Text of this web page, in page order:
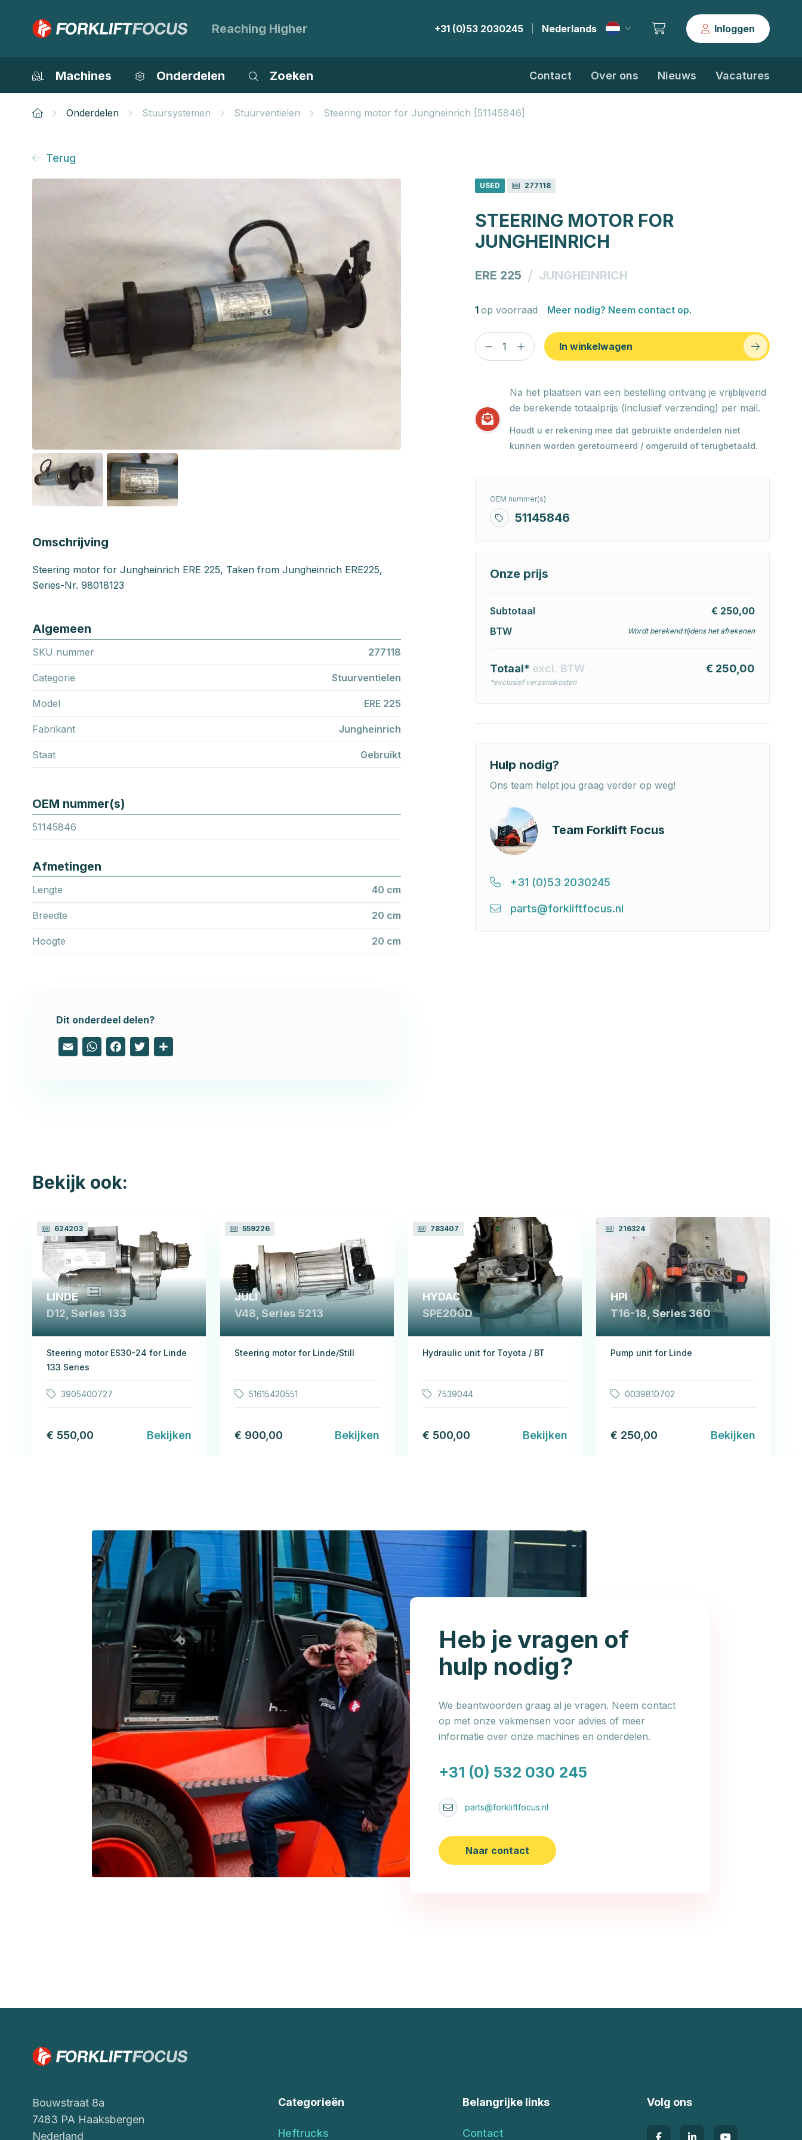
Reaching Higher +31 (0)53 2030245 | Nederlands Inloggen
Machines Onderdelen Zoeken Contact Over ons Nieuws Vacatures
Onderdelen Stuursystemen Stuurventielen Steering motor for Jungheinrich [51145846]
Terug
USED 277118
STEERING MOTOR FOR
JUNGHEINRICH
ERE 225 / JUNGHEINRICH
1 op voorraad Meer nodig? Neem contact op.
In winkelwagen
Na het plaatsen van een bestelling ontvang je vrijblijvend
de berekende totaalprijs (inclusief verzending) per mail.
Houdt u er rekening mee dat gebruikte onderdelen niet
kunnen worden geretourneerd / omgeruild of terugbetaald.
OEM nummer(s)
51145846
Onze prijs
Subtotaal
€ 250,00
BTW
Wordt berekend tijdens het afrekenen
Totaal* excl. BTW
*exclusief verzendkosten
€ 250,00
Hulp nodig?
Ons team helpt jou graag verder op weg!
Team Forklift Focus
+31 (0)53 2030245
parts@forkliftfocus.nl
Omschrijving
Steering motor for Jungheinrich ERE 225, Taken from Jungheinrich ERE225,
Series-Nr. 98018123
Algemeen
SKU nummer 277118
Categorie Stuurventielen
Model ERE 225
Fabrikant Jungheinrich
Staat Gebruikt
OEM nummer(s)
51145846
Afmetingen
Lengte 40 cm
Breedte 20 cm
Hoogte 20 cm
Dit onderdeel delen?
Email WhatsApp
FacebookTwitter
Bekijk ook:
624203
LINDE
D12, Series 133
Steering motor ES30-24 for Linde
133 Series
3905400727
€ 550,00 Bekijken
559226
JULI
V48, Series 5213
Steering motor for Linde/Still
51615420551
€ 900,00 Bekijken
783407
HYDAC
SPE200D
Hydraulic unit for Toyota / BT
7539044
€ 500,00 Bekijken
216324
HPI
T16-18, Series 360
Pump unit for Linde
0039810702
€ 250,00 Bekijken
Heb je vragen of
hulp nodig?
We beantwoorden graag al je vragen. Neem contact
op met onze vakmensen voor advies of meer
informatie over onze machines en onderdelen.
+31 (0) 532 030 245
parts@forkliftfocus.nl
Naar contact
Bouwstraat 8a
7483 PA Haaksbergen
Nederland
Categorieën
Heftrucks
Belangrijke links
Contact
Volg ons